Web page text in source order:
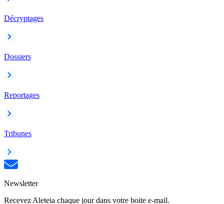
Décryptages
Dossiers
Reportages
Tribunes
Newsletter
Recevez Aleteia chaque jour dans votre boite e-mail.